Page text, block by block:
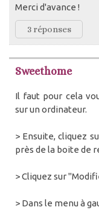
Merci d'avance !
3 réponses
Sweethome
Il faut pour cela
sur un ordinateur.
> Ensuite, cliquez
près de la boite de
> Cliquez sur
> Dans le menu à